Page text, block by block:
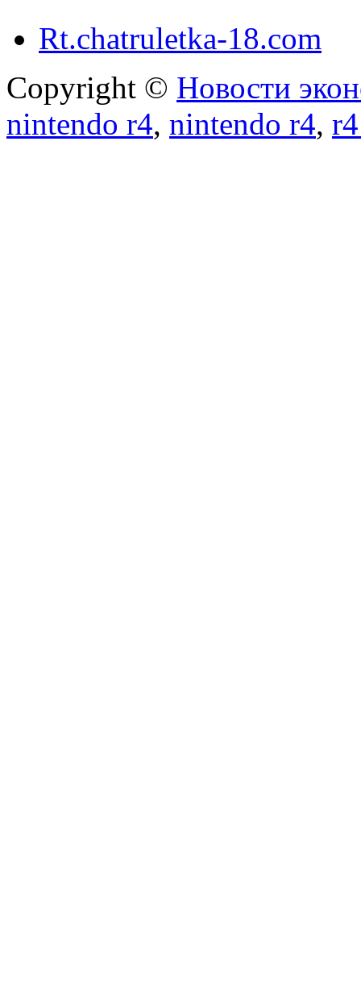
Rt.chatruletka-18.com
Copyright © Новости
nintendo r4, nintendo r4,